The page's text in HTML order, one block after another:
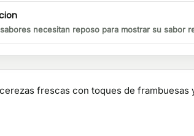
necesitan reposo para mostrar su sabor
frescas con toques de frambuesas